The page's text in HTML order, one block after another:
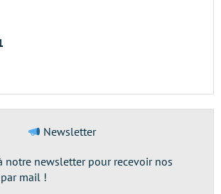
Newsletter
notre newsletter pour recevoir nos
mail !